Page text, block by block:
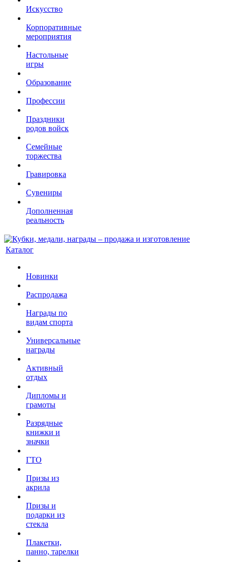
Искусство
Корпоративные
мероприятия
Настольные
игры
Образование
Профессии
Праздники
родов войск
Семейные
торжества
Гравировка
Сувениры
Дополненная
реальность
Каталог
Новинки
Распродажа
Награды по
видам спорта
Универсальные
награды
Активный
отдых
Дипломы и
грамоты
Разрядные
книжки и
значки
ГТО
Призы из
акрила
Призы и
подарки из
стекла
Плакетки,
панно, тарелки